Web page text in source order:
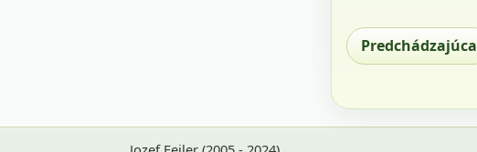
Predchádzajúca